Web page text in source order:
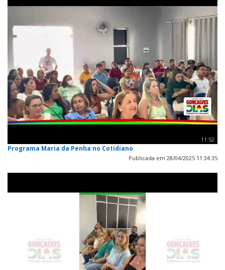
11:52
Programa Maria da Penha no Cotidiano
Publicada em 28/04/2025 11:34:35